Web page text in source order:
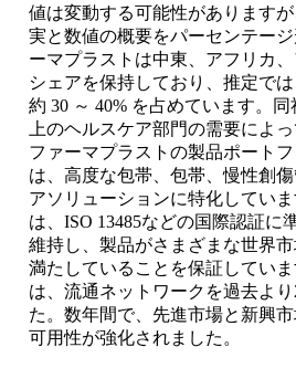
値は変動する可能性があります
実と数値の概要をパーセンテー
ーマプラストは中東、アフリカ
シェアを保持しており、推定で
約 30 ～ 40% を占めています。
上のヘルスケア部門の需要によ
ファーマプラストの製品ポート
は、高度な包帯、包帯、慢性創
アソリューションに特化してい
は、ISO 13485などの国際認証に
維持し、製品がさまざまな世界
満たしていることを保証してい
は、流通ネットワークを過去よ
た。数年間で、先進市場と新興
可用性が強化されました。